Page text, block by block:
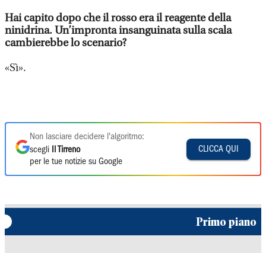
Hai capito dopo che il rosso era il reagente della
ninidrina. Un’impronta insanguinata sulla scala
cambierebbe lo scenario?
«Sì».
Non lasciare decidere l'algoritmo:
scegli
Il Tirreno
per le tue notizie su Google
CLICCA QUI
Primo piano